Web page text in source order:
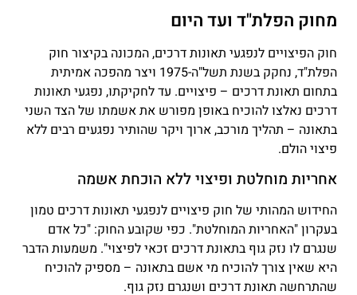
מחוק הפלת"ד ועד היום
חוק הפיצויים לנפגעי תאונות דרכים, המכונה בקיצור חוק
הפלת"ד, נחקק בשנת תשל"ה-1975 ויצר מהפכה אמיתית
בתחום תאונת דרכים – פיצויים. עד לחקיקתו, נפגעי תאונות
דרכים נאלצו להוכיח באופן מפורש את אשמתו של הצד השני
בתאונה – תהליך מורכב, ארוך ויקר שהותיר נפגעים רבים ללא
פיצוי הולם.
אחריות מוחלטת ופיצוי ללא הוכחת אשמה
החידוש המהותי של חוק פיצויים לנפגעי תאונות דרכים טמון
בעקרון "האחריות המוחלטת". כפי שקובע החוק: "כל אדם
שנגרם לו נזק גוף בתאונת דרכים זכאי לפיצוי". משמעות הדבר
היא שאין צורך להוכיח מי אשם בתאונה – מספיק להוכיח
שהתרחשה תאונת דרכים ושנגרם נזק גוף.